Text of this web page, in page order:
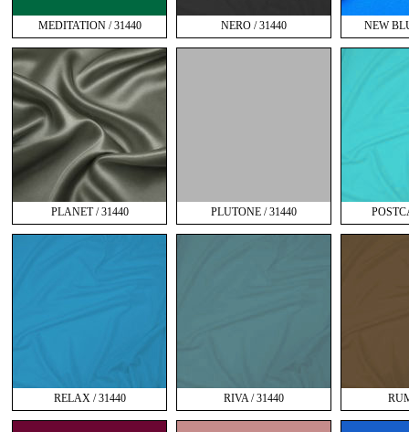
MEDITATION / 31440 NERO / 31440 NEW
PLANET / 31440 PLUTONE / 31440
RELAX / 31440 RIVA / 31440